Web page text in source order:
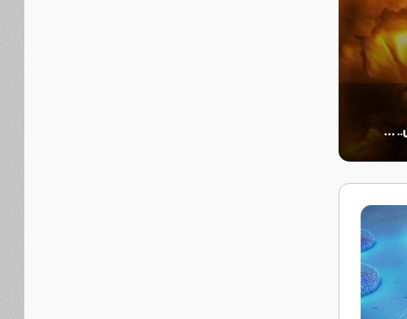
كويكب عملاق يقترب من الأرض..
وداعاً لعداد الرسائل.. مفاجأة طال انتظارها لمستخدمي شات جي بي تي المجاني